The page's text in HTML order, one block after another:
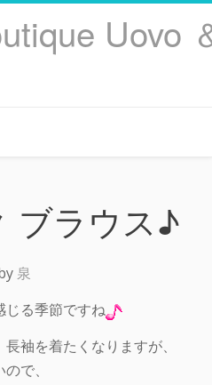
Uovo
ブラウス♪
泉
じる季節ですね
袖を着たくなりますが、
で、